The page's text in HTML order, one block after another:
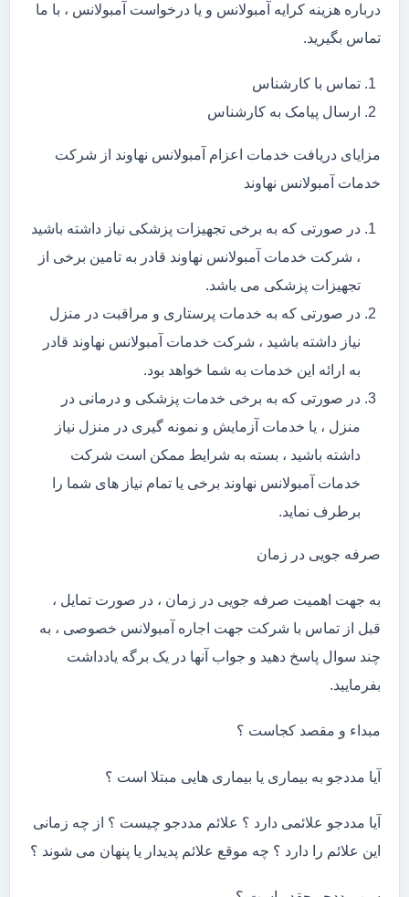
درباره هزینه کرایه آمبولانس و یا درخواست آمبولانس ، با ما
تماس بگیرید.
تماس با کارشناس
ارسال پیامک به کارشناس
مزایای دریافت خدمات اعزام آمبولانس نهاوند از شرکت
خدمات آمبولانس نهاوند
در صورتی که به برخی تجهیزات پزشکی نیاز داشته باشید
، شرکت خدمات آمبولانس نهاوند قادر به تامین برخی از
تجهیزات پزشکی می باشد.
در صورتی که به خدمات پرستاری و مراقبت در منزل
نیاز داشته باشید ، شرکت خدمات آمبولانس نهاوند قادر
به ارائه این خدمات به شما خواهد بود.
در صورتی که به برخی خدمات پزشکی و درمانی در
منزل ، یا خدمات آزمایش و نمونه گیری در منزل نیاز
داشته باشید ، بسته به شرایط ممکن است شرکت
خدمات آمبولانس نهاوند برخی یا تمام نیاز های شما را
برطرف نماید.
صرفه جویی در زمان
به جهت اهمیت صرفه جویی در زمان ، در صورت تمایل ،
قبل از تماس با شرکت جهت اجاره آمبولانس خصوصی ، به
چند سوال پاسخ دهید و جواب آنها در یک برگه یادداشت
بفرمایید.
مبداء و مقصد کجاست ؟
آیا مددجو به بیماری یا بیماری هایی مبتلا است ؟
آیا مددجو علائمی دارد ؟ علائم مددجو چیست ؟ از چه زمانی
این علائم را دارد ؟ چه موقع علائم پدیدار یا پنهان می شوند ؟